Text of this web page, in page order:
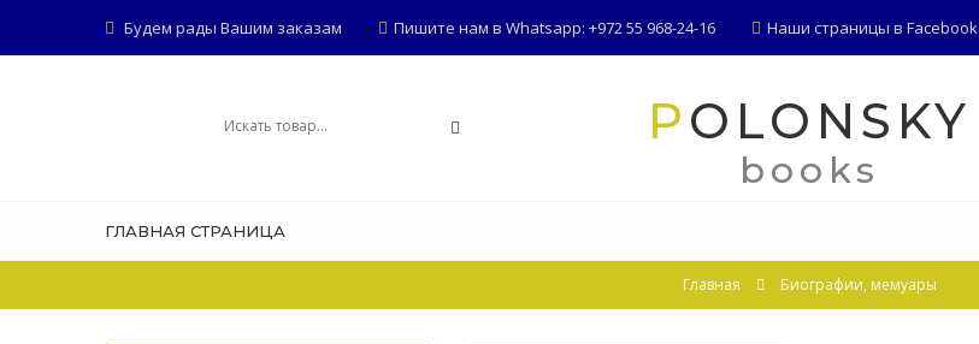
Будем рады Вашим заказам Пишите нам в Whatsapp: +972 55 968-24-16 Наши страницы в Facebook
POLONSKY
books
ГЛАВНАЯ СТРАНИЦА
Главная Биографии, мемуары